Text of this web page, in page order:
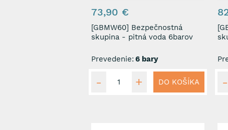
73,90 €
[GBMW60] Bezpečnostná
skupina - pitná voda 6barov
Prevedenie: 6 bary
DO KOŠÍKA